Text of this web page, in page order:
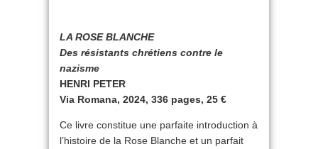
LA ROSE BLANCHE
Des résistants chrétiens contre le
nazisme
HENRI PETER
Via Romana, 2024, 336 pages, 25 €
Ce livre constitue une parfaite introduction à
l’histoire de la Rose Blanche et un parfait